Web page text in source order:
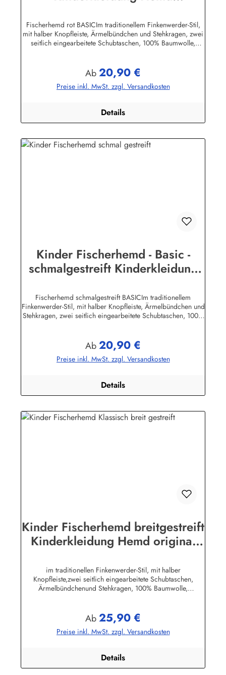
Fischerhemd rot BASICIm traditionellem Finkenwerder-Stil,
mit halber Knopfleiste, Ärmelbündchen und Stehkragen, zwei
seitlich eingearbeitete Schubtaschen, 100% Baumwolle,
bekleidung.de
Regulärer Preis:
Ab20,90 €
Preise inkl. MwSt. zzgl. Versandkosten
Details
Kinder Fischerhemd - Basic -
schmalgestreift Kinderkleidung
Fischerhemd schmalgestreift BASICIm traditionellem
Finkenwerder-Stil, mit halber Knopfleiste, Ärmelbündchen und
Stehkragen, zwei seitlich eingearbeitete Schubtaschen, 100%
Wittmundinfo@modas-bekleidung.de
Regulärer Preis:
Ab20,90 €
Preise inkl. MwSt. zzgl. Versandkosten
Details
Kinder Fischerhemd breitgestreift
Kinderkleidung Hemd original
im traditionellen Finkenwerder-Stil, mit halber
Knopfleiste,zwei seitlich eingearbeitete Schubtaschen,
Ärmelbündchenund Stehkragen, 100% Baumwolle,
Wittmundinfo@modas-bekleidung.de
Regulärer Preis:
Ab25,90 €
Preise inkl. MwSt. zzgl. Versandkosten
Details